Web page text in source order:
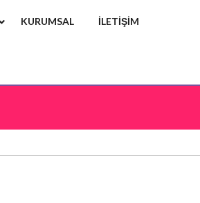
KURUMSAL İLETIŞIM